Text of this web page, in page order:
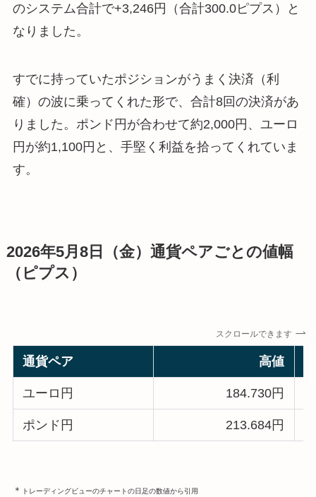
のシステム合計で+3,246円（合計300.0ピプス）と
なりました。
すでに持っていたポジションがうまく決済（利
確）の波に乗ってくれた形で、合計8回の決済があ
りました。ポンド円が合わせて約2,000円、ユーロ
円が約1,100円と、手堅く利益を拾ってくれていま
す。
2026年5月8日（金）通貨ペアごとの値幅
（ピプス）
スクロールできます
通貨ペア 高値
ユーロ円 184.730円
ポンド円 213.684円
＊ トレーディングビューのチャートの日足の数値から引用